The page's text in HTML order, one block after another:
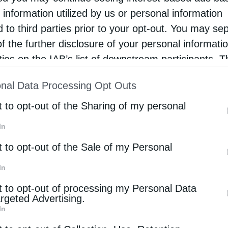
information utilized by us or personal information
to third parties prior to your opt-out. You may
the further disclosure of your personal
on the IAB’s list of downstream participants.
of Downstream Participantsthat may further
parties.
Data Processing Opt Outs
to opt-out of the Sharing of my personal
to opt-out of the Sale of my Personal
to opt-out of processing my Personal Data
Advertising.
Άγιος Επιφάνιος Αρχιεπίσκοπος Κύπρου
Επιφάνιος γεννήθηκε από πάμπτωχη
Ιουδαίων αγροτών, στο χωρίο Βησανδούκη
κοντά στην Ελευθερούπολη της
το 310 μ.Χ. (Κυπριακή λαϊκή παράδοση
πως ο Άγιος Επιφάνιος …